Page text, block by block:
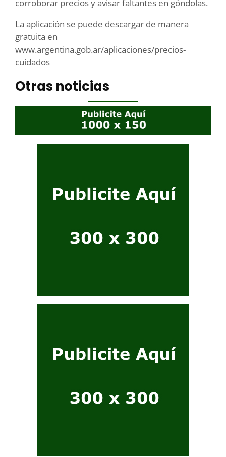
corroborar precios y avisar faltantes en góndolas.
La aplicación se puede descargar de manera
gratuita en
www.argentina.gob.ar/aplicaciones/precios-
cuidados
Otras noticias